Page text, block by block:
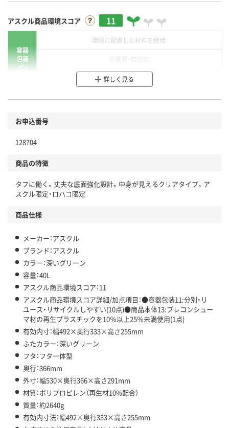
アスクル商品環境スコア 11
容器
包装
環境に配慮した材料を使用
分別・リサイクルしやすい設計
本体
仕組
アスクルで資源循環している
アスクル商品環境スコア詳細／加点項目
詳しく見る
お申込番号
128704
商品の特徴
タフに働く。丈夫な底面強化設計。中身が見えるクリアタイプ。ア
スクル限定・ロハコ限定
商品仕様
メーカー：アスクル
ブランド：アスクル
カラー：深いグリーン
容量：40L
アスクル商品環境スコア：11
アスクル商品環境スコア詳細/加点項目：●容器包装11:分別・リ
ユース・リサイクルしやすい(10点)●商品本体13:プレコンシュー
マ材の再生プラスチックを10％以上25％未満使用(1点)
有効内寸：幅492×奥行333×高さ255mm
ふたカラー：深いグリーン
フタ：フタ一体型
奥行：366mm
外寸：幅530×奥行366×高さ291mm
材質：ポリプロピレン（再生材10%配合）
質量：約2640g
有効内寸法：幅492×奥行333×高さ255mm